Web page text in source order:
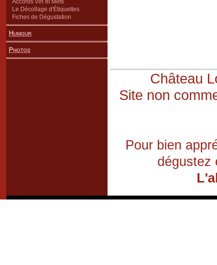
Accords Vin et Mets
Le Décollage d'Étiquettes
Fiches de Dégustation
Humour
Photos
Château
Site non
Pour bien
dégustez